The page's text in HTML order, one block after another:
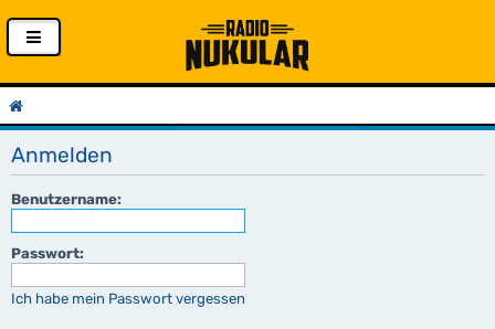
Anmelden
Benutzername:
Passwort:
Ich habe mein Passwort vergessen